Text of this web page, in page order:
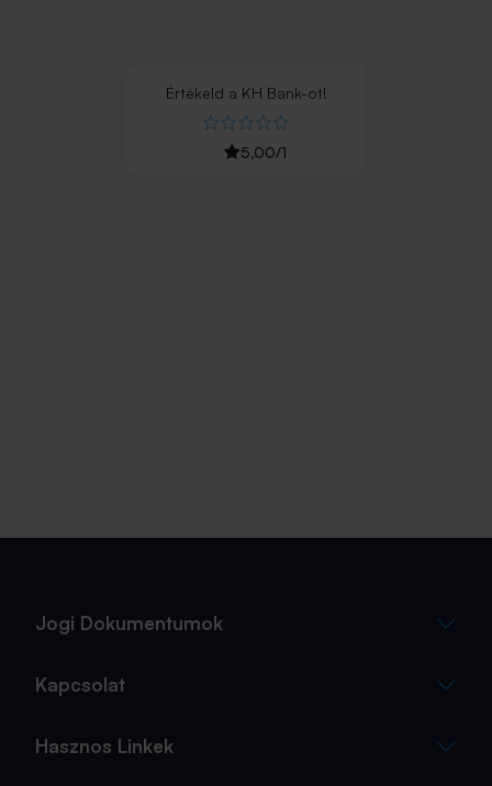
Értékeld a KH Bank-ot!
5,00/1
Jogi Dokumentumok
Kapcsolat
Hasznos Linkek